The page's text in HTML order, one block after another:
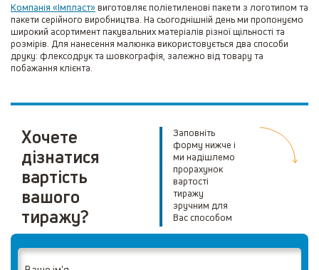
Компанія «Імпласт» виготовляє поліетиленові пакети з логотипом та
пакети серійного виробництва. На сьогоднішній день ми пропонуємо
широкий асортимент пакувальних матеріалів різної щільності та
розмірів. Для нанесення малюнка використовується два способи
друку: флексодрук та шовкографія, залежно від товару та
побажання клієнта.
Хочете
дізнатися
вартість
вашого
тиражу?
Заповніть
форму нижче і
ми надішлемо
прорахунок
вартості
тиражу
зручним для
Вас способом